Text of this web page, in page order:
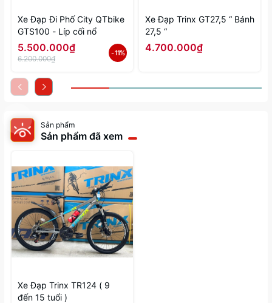
Xe Đạp Đi Phố City QTbike
GTS100 - Líp cối nổ
5.500.000₫
6.200.000₫
- 11%
Xe Đạp Trinx GT27,5 “ Bánh
27,5 “
4.700.000₫
Sản phẩm
Sản phẩm đã xem
Xe Đạp Trinx TR124 ( 9
đến 15 tuổi )